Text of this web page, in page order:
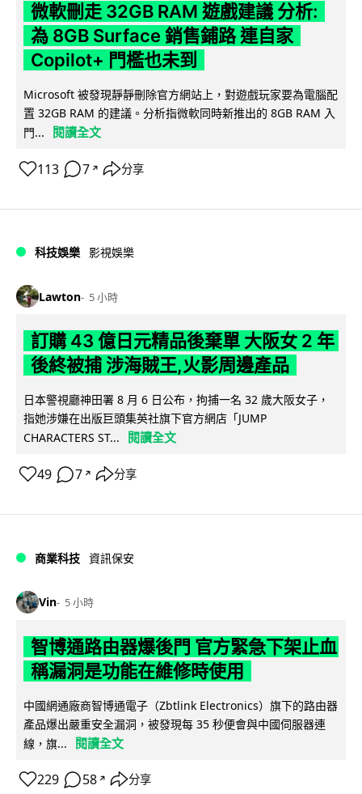
微軟刪走 32GB RAM 遊戲建議 分析:
為 8GB Surface 銷售鋪路 連自家
Copilot+ 門檻也未到
Microsoft 被發現靜靜刪除官方網站上，對遊戲玩家要為電腦配
置 32GB RAM 的建議。分析指微軟同時新推出的 8GB RAM 入
門...
閱讀全文
113 7 ↗ 分享
科技娛樂 影視娛樂
Lawton 5 小時
訂購 43 億日元精品後棄單 大阪女 2 年
後終被捕 涉海賊王,火影周邊產品
日本警視廳神田署 8 月 6 日公布，拘捕一名 32 歲大阪女子，
指她涉嫌在出版巨頭集英社旗下官方網店「JUMP
CHARACTERS ST...
閱讀全文
49 7 ↗ 分享
商業科技 資訊保安
Vin 5 小時
智博通路由器爆後門 官方緊急下架止血
稱漏洞是功能在維修時使用
中國網通廠商智博通電子（Zbtlink Electronics）旗下的路由器
產品爆出嚴重安全漏洞，被發現每 35 秒便會與中國伺服器連
線，旗...
閱讀全文
229 58 ↗ 分享